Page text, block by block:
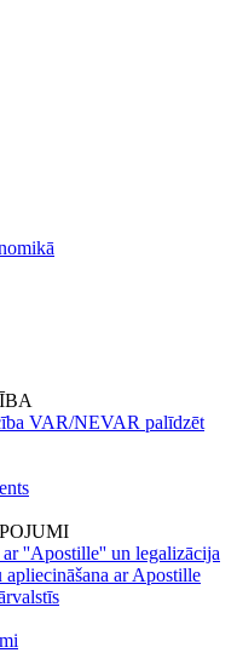
VAR/NEVAR palīdzēt
''Apostille'' un legalizācija
ar Apostille